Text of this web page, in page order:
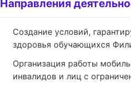
Направления
Создание условий,
здоровья обучающихся
Организация работы
инвалидов и лиц с